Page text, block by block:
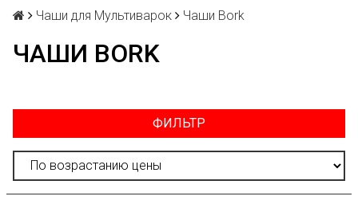
Чаши для Мультиварок Чаши Bork
ЧАШИ BORK
ФИЛЬТР